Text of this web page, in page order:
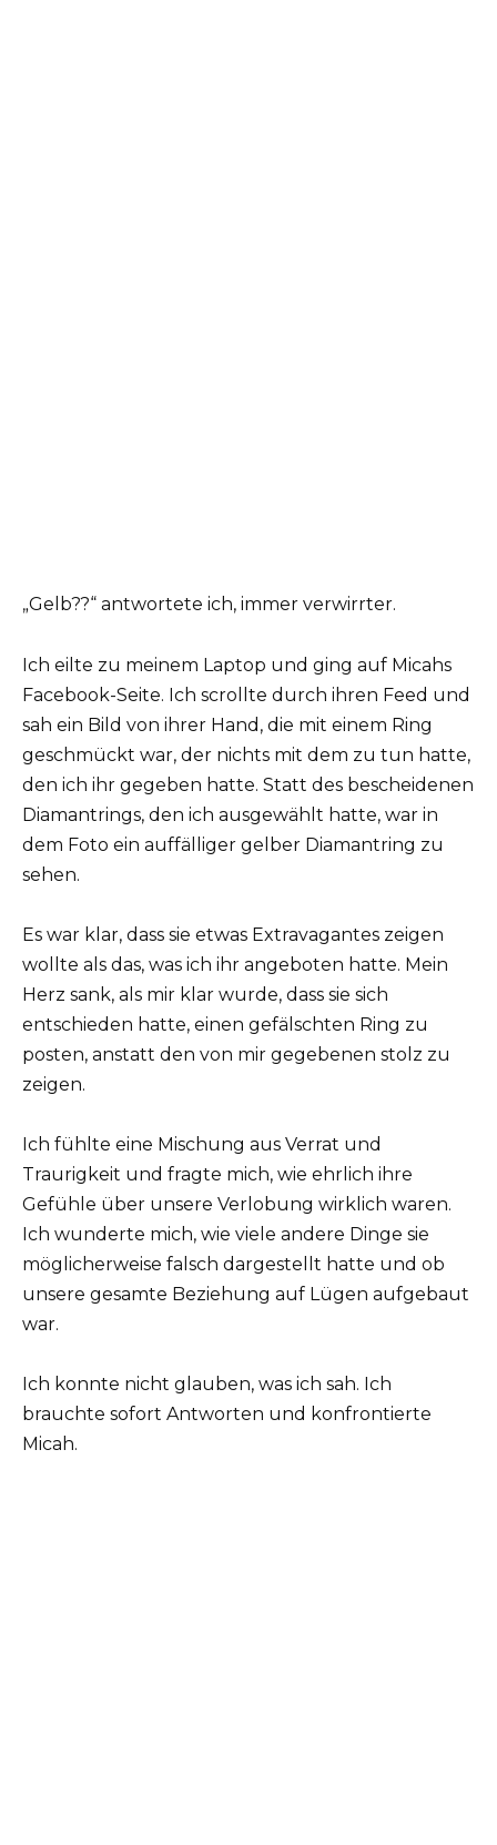
„Gelb??“ antwortete ich, immer verwirrter.
Ich eilte zu meinem Laptop und ging auf Micahs
Facebook-Seite. Ich scrollte durch ihren Feed und
sah ein Bild von ihrer Hand, die mit einem Ring
geschmückt war, der nichts mit dem zu tun hatte,
den ich ihr gegeben hatte. Statt des bescheidenen
Diamantrings, den ich ausgewählt hatte, war in
dem Foto ein auffälliger gelber Diamantring zu
sehen.
Es war klar, dass sie etwas Extravagantes zeigen
wollte als das, was ich ihr angeboten hatte. Mein
Herz sank, als mir klar wurde, dass sie sich
entschieden hatte, einen gefälschten Ring zu
posten, anstatt den von mir gegebenen stolz zu
zeigen.
Ich fühlte eine Mischung aus Verrat und
Traurigkeit und fragte mich, wie ehrlich ihre
Gefühle über unsere Verlobung wirklich waren.
Ich wunderte mich, wie viele andere Dinge sie
möglicherweise falsch dargestellt hatte und ob
unsere gesamte Beziehung auf Lügen aufgebaut
war.
Ich konnte nicht glauben, was ich sah. Ich
brauchte sofort Antworten und konfrontierte
Micah.